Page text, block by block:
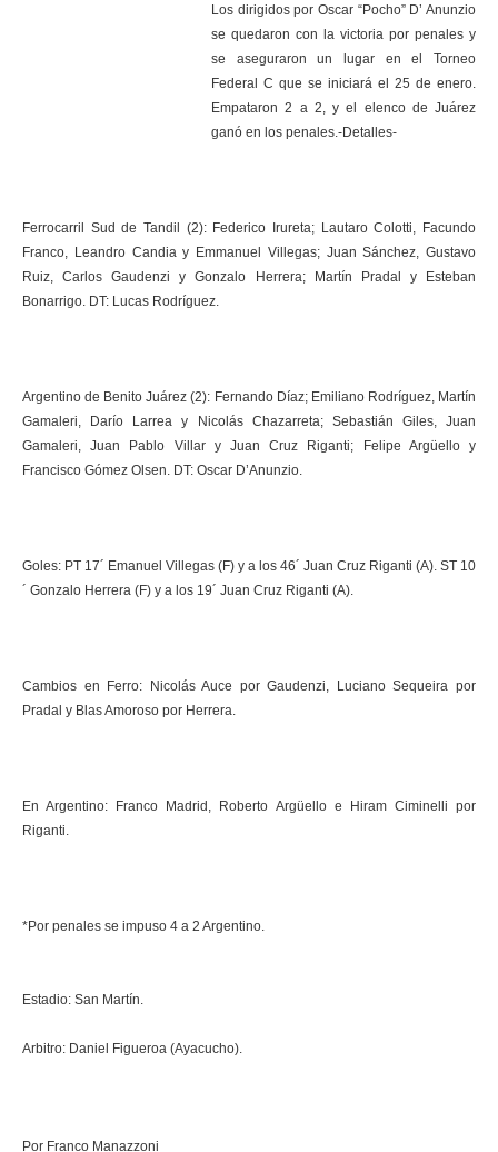
Los dirigidos por Oscar “Pocho” D’ Anunzio
se quedaron con la victoria por penales y
se aseguraron un lugar en el Torneo
Federal C que se iniciará el 25 de enero.
Empataron 2 a 2, y el elenco de Juárez
ganó en los penales.-Detalles-
Ferrocarril Sud de Tandil (2): Federico Irureta; Lautaro Colotti, Facundo
Franco, Leandro Candia y Emmanuel Villegas; Juan Sánchez, Gustavo
Ruiz, Carlos Gaudenzi y Gonzalo Herrera; Martín Pradal y Esteban
Bonarrigo. DT: Lucas Rodríguez.
Argentino de Benito Juárez (2): Fernando Díaz; Emiliano Rodríguez, Martín
Gamaleri, Darío Larrea y Nicolás Chazarreta; Sebastián Giles, Juan
Gamaleri, Juan Pablo Villar y Juan Cruz Riganti; Felipe Argüello y
Francisco Gómez Olsen. DT: Oscar D’Anunzio.
Goles: PT 17´ Emanuel Villegas (F) y a los 46´ Juan Cruz Riganti (A). ST 10
´ Gonzalo Herrera (F) y a los 19´ Juan Cruz Riganti (A).
Cambios en Ferro: Nicolás Auce por Gaudenzi, Luciano Sequeira por
Pradal y Blas Amoroso por Herrera.
En Argentino: Franco Madrid, Roberto Argüello e Hiram Ciminelli por
Riganti.
*Por penales se impuso 4 a 2 Argentino.
Estadio: San Martín.
Arbitro: Daniel Figueroa (Ayacucho).
Por Franco Manazzoni